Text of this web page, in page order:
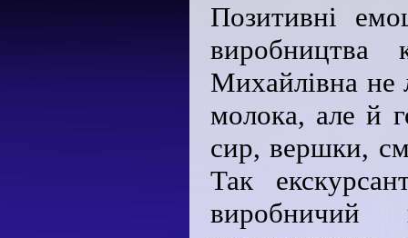
Позитивні
виробництва
Михайлівна не
молока, але й
сир, вершки,
Так